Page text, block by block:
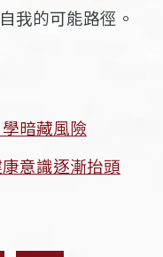
我的可能路徑。
暗藏風險
意識逐漸抬頭